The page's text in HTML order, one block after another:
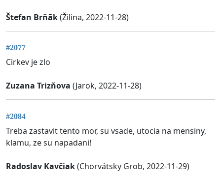
Štefan Brňãk(Žilina, 2022-11-28)
#2077
Cirkev je zlo
Zuzana Trizňova (Jarok, 2022-11-28)
#2084
Treba zastavit tento mor, su vsade, utocia na mensiny,
klamu, ze su napadani!
Radoslav Kavčiak(Chorvátsky Grob, 2022-11-29)